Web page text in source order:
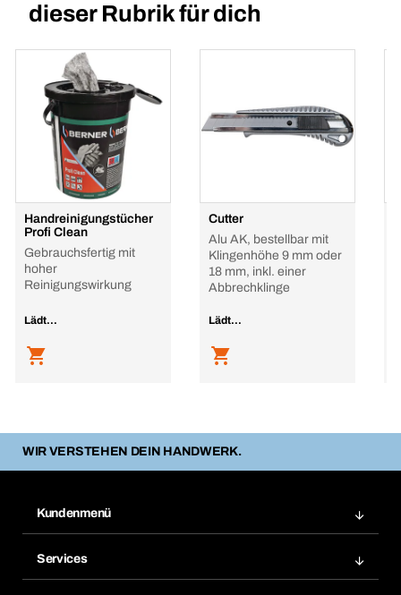
dieser Rubrik für dich
Handreinigungstücher
Profi Clean
Gebrauchsfertig mit
hoher
Reinigungswirkung
Lädt...
Cutter
Alu AK, bestellbar mit
Klingenhöhe 9 mm oder
18 mm, inkl. einer
Abbrechklinge
Lädt...
WIR VERSTEHEN DEIN HANDWERK.
Kundenmenü
Services